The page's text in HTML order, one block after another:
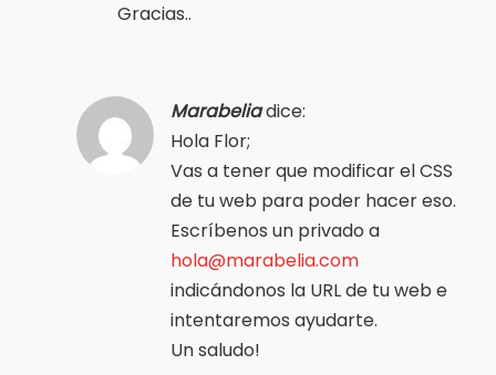
Gracias..
Marabeliadice:
Hola Flor;
Vas a tener que modificar el CSS
de tu web para poder hacer eso.
Escríbenos un privado a
hola@marabelia.com
indicándonos la URL de tu web e
intentaremos ayudarte.
Un saludo!